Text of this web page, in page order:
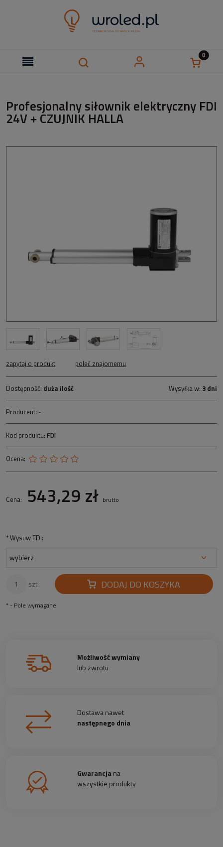
Profesjonalny siłownik elektryczny FDI
24V + CZUJNIK HALLA
zapytaj o produkt poleć znajomemu
Dostępność: duża ilość Wysyłka w: 3 dni
Producent: -
Kod produktu: FDI
Ocena:
Cena: 543,29 zł brutto
*Wysuw FDI:
szt. DODAJ DO KOSZYKA
* - Pole wymagane
Możliwość wymiany
lub zwrotu
Dostawa nawet
następnego dnia
Gwarancjana
wszystkie produkty